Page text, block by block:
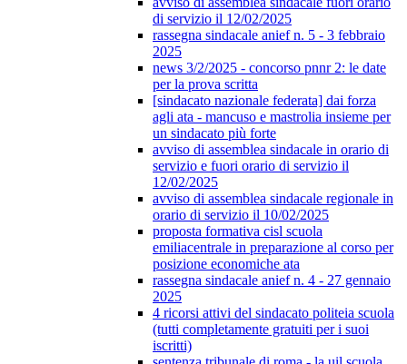
di servizio il 12/02/2025
rassegna sindacale anief n. 5 - 3 febbraio
2025
news 3/2/2025 - concorso pnnr 2: le date
per la prova scritta
[sindacato nazionale federata] dai forza
agli ata - mancuso e mastrolia insieme per
un sindacato più forte
avviso di assemblea sindacale in orario di
servizio e fuori orario di servizio il
12/02/2025
avviso di assemblea sindacale regionale in
orario di servizio il 10/02/2025
proposta formativa cisl scuola
emiliacentrale in preparazione al corso per
posizione economiche ata
rassegna sindacale anief n. 4 - 27 gennaio
2025
4 ricorsi attivi del sindacato politeia scuola
(tutti completamente gratuiti per i suoi
iscritti)